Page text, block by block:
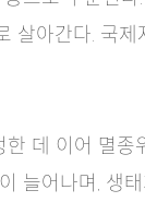
살아간다. 국
데 이어 멸
늘어나며, 생